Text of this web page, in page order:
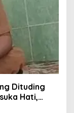
Dituding
Hati,